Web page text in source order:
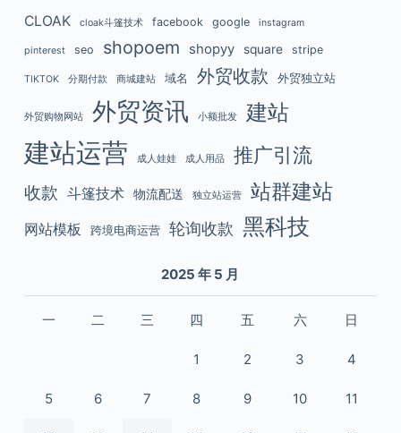
CLOAK cloak斗篷技术 facebook google instagram
pinterest seo shopoem shopyy square stripe
TIKTOK 分期付款 商城建站 域名 外贸收款 外贸独立站
外贸购物网站 外贸资讯 小额批发 建站
建站运营 成人娃娃 成人用品 推广引流
收款 斗篷技术 物流配送 独立站运营 站群建站
网站模板 跨境电商运营 轮询收款 黑科技
2025 年 5 月
一 二 三 四 五 六 日
1 2 3 4
5 6 7 8 9 10 11